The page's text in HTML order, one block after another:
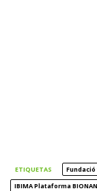
ETIQUETAS Fundació
IBIMA Plataforma